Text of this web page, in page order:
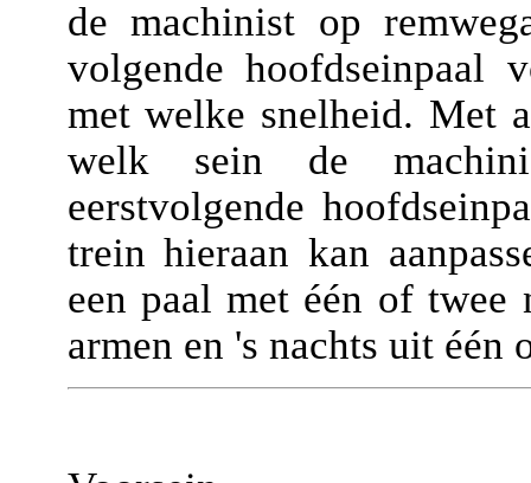
de machinist op
volgende hoofdseinpaal
met welke snelheid. Met
welk sein de
eerstvolgende
trein hieraan kan
een paal met één of twee
armen en 's nachts uit één